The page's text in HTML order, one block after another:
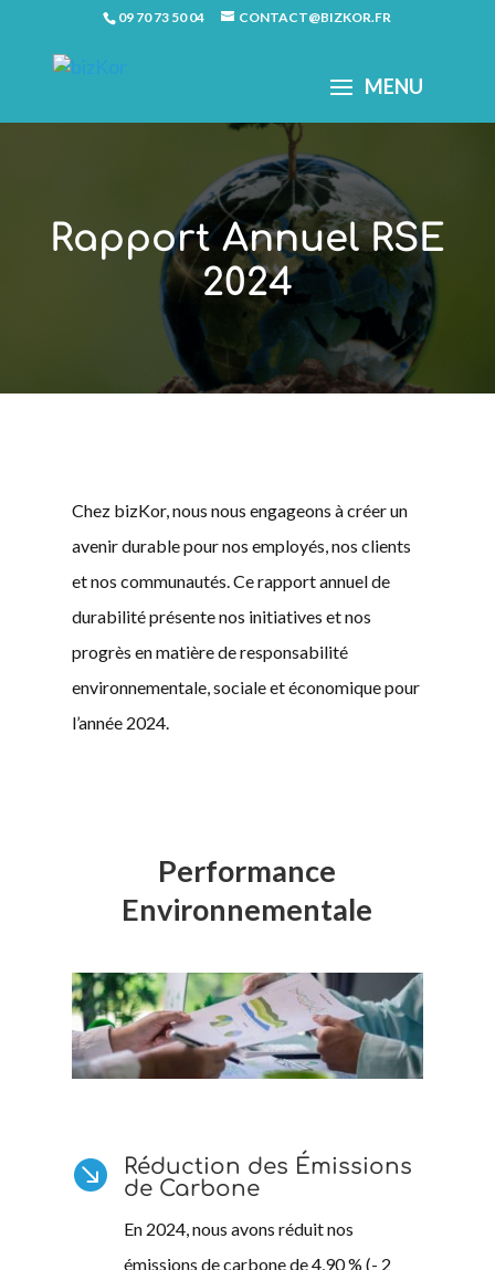
09 70 73 50 04 CONTACT@BIZKOR.FR
Rapport Annuel RSE
2024
Chez bizKor, nous nous engageons à créer un
avenir durable pour nos employés, nos clients
et nos communautés. Ce rapport annuel de
durabilité présente nos initiatives et nos
progrès en matière de responsabilité
environnementale, sociale et économique pour
l’année 2024.
Performance
Environnementale

Réduction des Émissions
de Carbone
En 2024, nous avons réduit nos
émissions de carbone de 4,90 % (- 2